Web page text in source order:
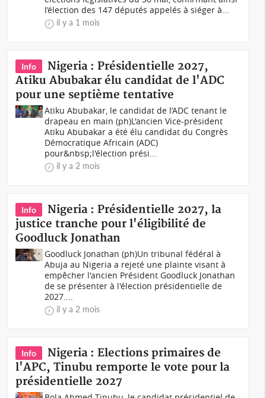
l’élection des 147 députés appelés à siéger à...
il y a 1 mois
Info
Nigeria : Présidentielle 2027,
Atiku Abubakar élu candidat de l'ADC
pour une septième tentative
Atiku Abubakar, le candidat de l’ADC tenant le
drapeau en main (ph)L'ancien Vice-président
Atiku Abubakar a été élu candidat du Congrès
Démocratique Africain (ADC)
pour&nbsp;l'élection prési...
il y a 2 mois
Info
Nigeria : Présidentielle 2027, la
justice tranche pour l'éligibilité de
Goodluck Jonathan
Goodluck Jonathan (ph)Un tribunal fédéral à
Abuja au Nigeria a rejeté une plainte visant à
empêcher l'ancien Président Goodluck Jonathan
de se présenter à l'élection présidentielle de
2027....
il y a 2 mois
Info
Nigeria : Elections primaires de
l'APC, Tinubu remporte le vote pour la
présidentielle 2027